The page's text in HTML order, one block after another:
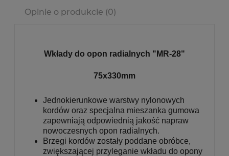
Opinie o produkcie (0)
Wkłady do opon radialnych "MR-28"
75x330mm
Jednokierunkowe warstwy nylonowych
kordów oraz specjalna mieszanka gumowa
zapewniają odpowiednią jakość napraw
nowoczesnych opon radialnych.
Brzegi kordów zostały poddane obróbce,
zwiększającej przyleganie wkładu do opony